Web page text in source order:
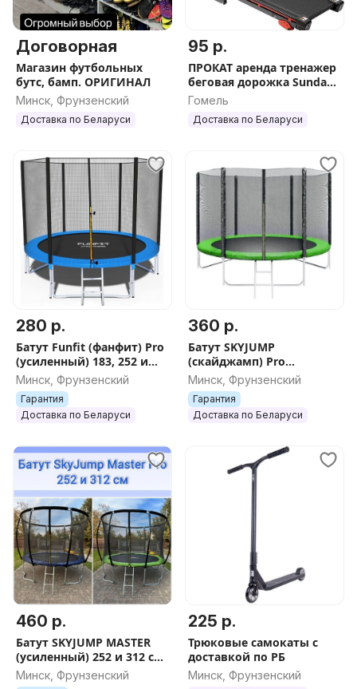
Договорная
Магазин футбольных
бутс, бамп. ОРИГИНАЛ
Минск, Фрунзенский
Доставка по Беларуси
95 р.
ПРОКАТ аренда тренажер
беговая дорожка Sundays
Fitness
Гомель
Доставка по Беларуси
280 р.
Батут Funfit (фанфит) Pro
(усиленный) 183, 252 и
312 см от первого
поставщика
Минск, Фрунзенский
Гарантия
Доставка по Беларуси
360 р.
Батут SKYJUMP
(скайджамп) Pro
(усиленный) 252 и 312 см
от первого поставщика
Минск, Фрунзенский
Гарантия
Доставка по Беларуси
460 р.
Батут SKYJUMP MASTER
(усиленный) 252 и 312 см
от первого поставщика
Минск, Фрунзенский
225 р.
Трюковые самокаты с
доставкой по РБ
Минск, Фрунзенский